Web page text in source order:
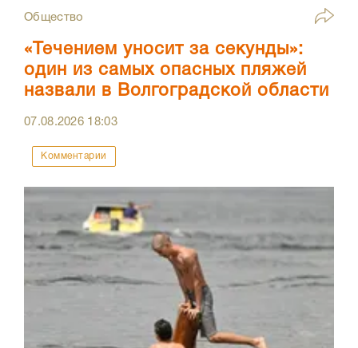
Общество
«Течением уносит за секунды»:
один из самых опасных пляжей
назвали в Волгоградской области
07.08.2026 18:03
Комментарии